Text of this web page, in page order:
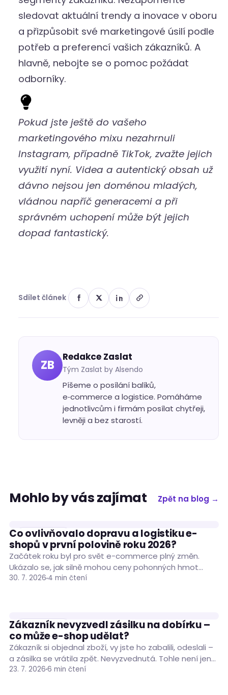
sledovat aktuální trendy a inovace v oboru
a přizpůsobit své marketingové úsilí podle
potřeb a preferencí vašich zákazníků. A
hlavně, nebojte se o pomoc požádat
odborníky.
Pokud jste ještě do vašeho
marketingového mixu nezahrnuli
Instagram, případně TikTok, zvažte jejich
využití nyní. Videa a autentický obsah už
dávno nejsou jen doménou mladých,
vládnou napříč generacemi a při
správném uchopení může být jejich
dopad fantastický.
Sdílet článek
ZB
Redakce Zaslat
Tým Zaslat by Alsendo
Píšeme o posílání balíků,
e‑commerce a logistice. Pomáháme
jednotlivcům i firmám posílat chytřeji,
levněji a bez starostí.
Mohlo by vás zajímat Zpět na blog →
PODNIKÁNÍ
Co ovlivňovalo dopravu a logistiku e-
shopů v první polovině roku 2026?
Začátek roku byl pro svět e-commerce plný změn.
Ukázalo se, jak silně mohou ceny pohonných hmot
ovlivnit náklady na dopravu zásilek. Situaci…
30. 7. 2026 4 min čtení
PODNIKÁNÍ
Zákazník nevyzvedl zásilku na dobírku –
co může e-shop udělat?
Zákazník si objednal zboží, vy jste ho zabalili, odeslali –
a zásilka se vrátila zpět. Nevyzvednutá. Tohle není jen
nepříjemná situace, je…
23. 7. 2026 6 min čtení